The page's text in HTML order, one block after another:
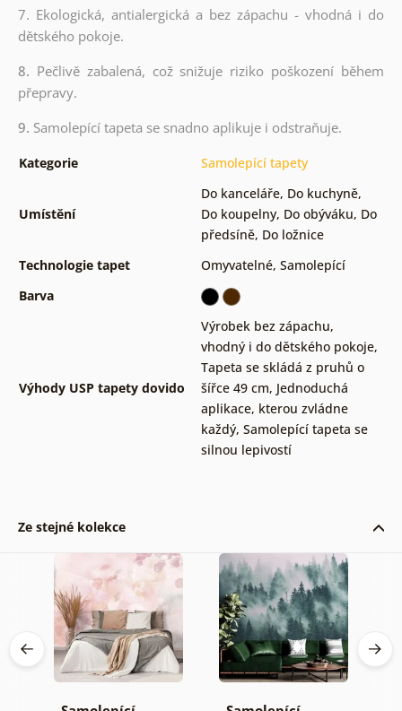
7. Ekologická, antialergická a bez zápachu - vhodná i do
dětského pokoje.
8. Pečlivě zabalená, což snižuje riziko poškození během
přepravy.
9. Samolepící tapeta se snadno aplikuje i odstraňuje.
Kategorie Samolepící tapety
Umístění
Do kanceláře, Do kuchyně,
Do koupelny, Do obýváku, Do
předsíně, Do ložnice
Technologie tapet
Omyvatelné, Samolepící
Barva
Výhody USP tapety dovido
Výrobek bez zápachu,
vhodný i do dětského pokoje,
Tapeta se skládá z pruhů o
šířce 49 cm, Jednoduchá
aplikace, kterou zvládne
každý, Samolepící tapeta se
silnou lepivostí
Ze stejné kolekce